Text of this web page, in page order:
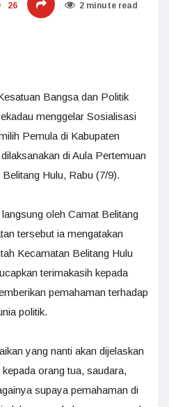
26 2 minute read
Bangsa dan Politik
menggelar Sosialisasi
Pemula di Kabupaten
di Aula Pertemuan
Hulu, Rabu (7/9).
oleh Camat Belitang
tersebut ia mengatakan
Kecamatan Belitang Hulu
terimakasih kepada
pemahaman terhadap
politik.
yang nanti akan dijelaskan
orang tua, saudara,
supaya pemahaman di